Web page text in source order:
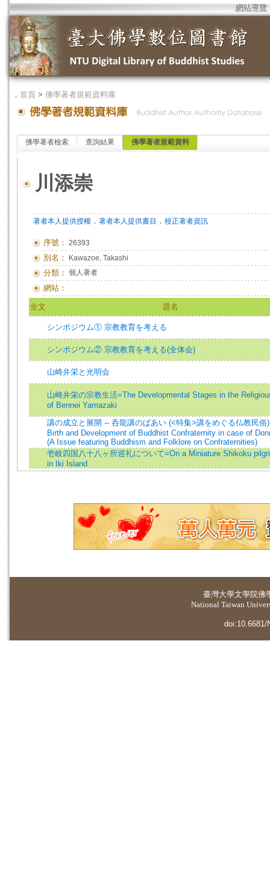
網站導覽
． 首頁 > 佛學著者規範資料庫
佛學著者檢索 查詢結果 佛學著者規範資料
川添崇
著者本人提供授權 ． 著者本人提供書目 ． 校正著者資訊
序號： 26393
別名： Kawazoe, Takashi
分類： 個人著者
網站：
全文 題名
シンポジウム① 宗教教育を考える
シンポジウム② 宗教教育を考える(全体会)
山崎弁栄と光明会
山崎弁栄の宗教生活=The Developmental Stages in the
of Bennei Yamazaki
講の成立と展開 -- 呑龍講のばあい (<特集>講をめぐる仏教民俗
Birth and Development of Buddhist Confraternity in case of
(A Issue featuring Buddhism and Folklore on Confraternities)
壱岐四国八十八ヶ所巡礼について=On a Miniature Shikoku
in Iki Island
臺灣大學文學院佛
National Taiwan
doi:10.6681/